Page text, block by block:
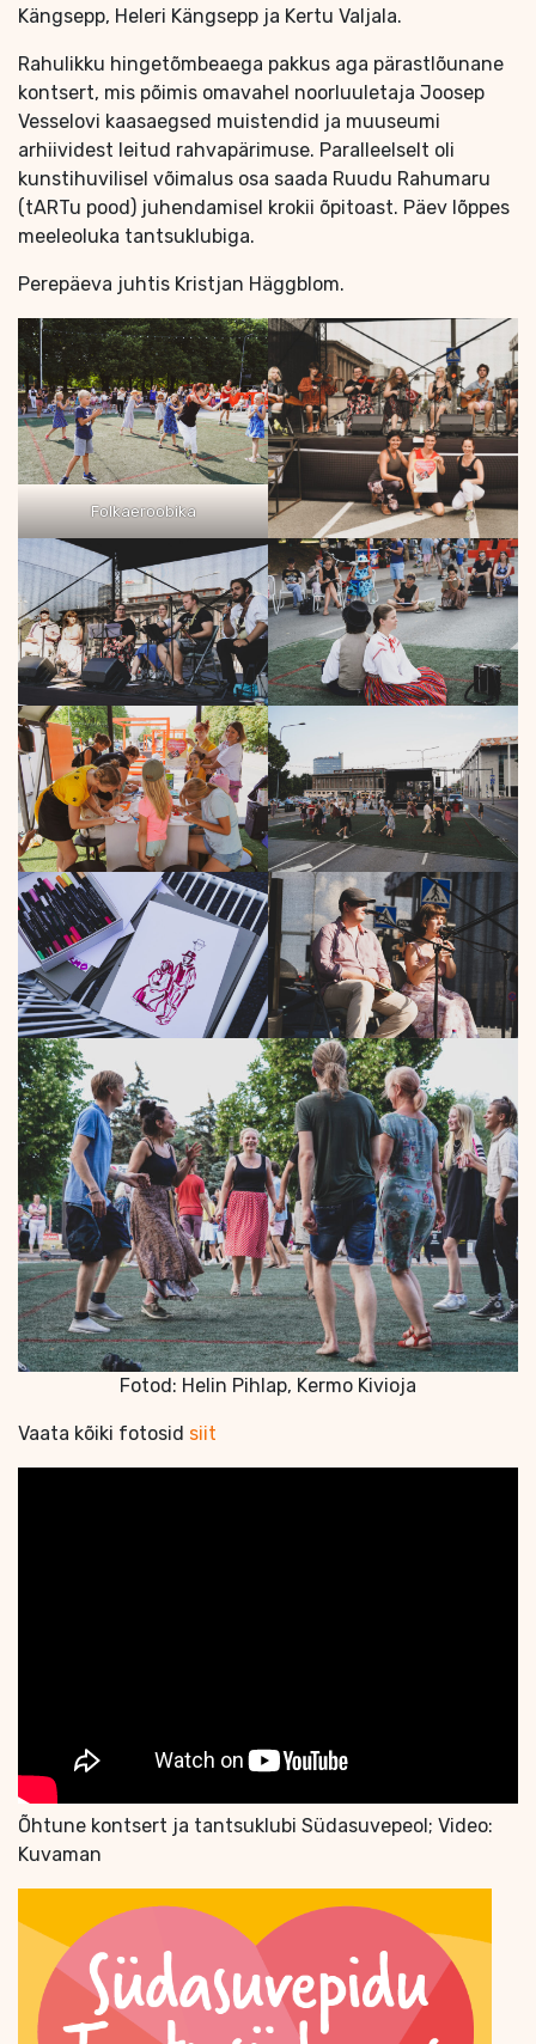
Kängsepp, Heleri Kängsepp ja Kertu Valjala.
Rahulikku hingetõmbeaega pakkus aga pärastlõunane
kontsert, mis põimis omavahel noorluuletaja Joosep
Vesselovi kaasaegsed muistendid ja muuseumi
arhiividest leitud rahvapärimuse. Paralleelselt oli
kunstihuvilisel võimalus osa saada Ruudu Rahumaru
(tARTu pood) juhendamisel krokii õpitoast. Päev lõppes
meeleoluka tantsuklubiga.
Perepäeva juhtis Kristjan Häggblom.
Folkaeroobika
Fotod: Helin Pihlap, Kermo Kivioja
Vaata kõiki fotosid siit
Õhtune kontsert ja tantsuklubi Südasuvepeol; Video:
Kuvaman